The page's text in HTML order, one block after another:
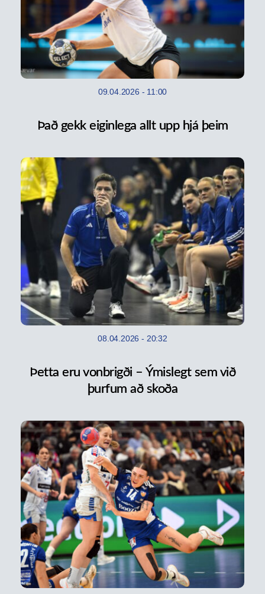
09.04.2026 - 11:00
Það gekk eiginlega allt upp hjá þeim
08.04.2026 - 20:32
Þetta eru vonbrigði – Ýmislegt sem við
þurfum að skoða